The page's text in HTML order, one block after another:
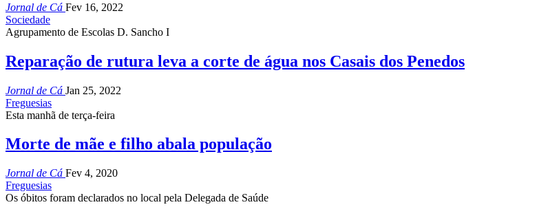
Jornal de Cá Fev 16, 2022
Sociedade
Agrupamento de Escolas D. Sancho I
Reparação de rutura leva a corte de água nos Casais dos Penedos
Jornal de Cá Jan 25, 2022
Freguesias
Esta manhã de terça-feira
Morte de mãe e filho abala população
Jornal de Cá Fev 4, 2020
Freguesias
Os óbitos foram declarados no local pela Delegada de Saúde